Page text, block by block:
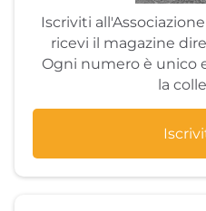
Iscriviti
ricevi il magazine
Ogni numero è unico
la